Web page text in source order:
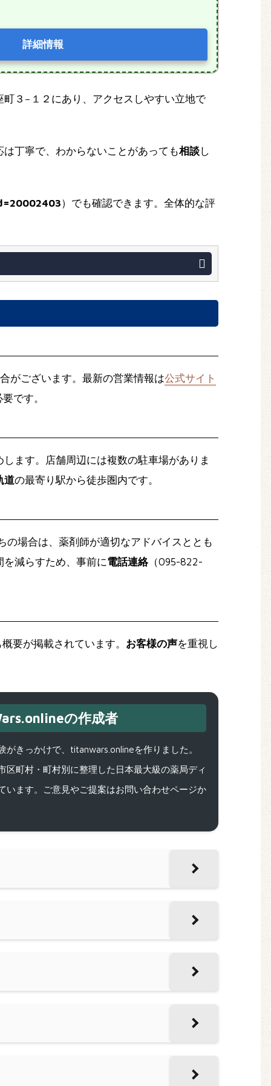
詳細情報
３−１２にあり、アクセスしやすい立地で
丁寧で、わからないことがあっても相談し
）でも確認できます。全体的な評
がございます。最新の営業情報は公式サイト
です。
ます。店舗周辺には複数の駐車場がありま
道の最寄り駅から徒歩圏内です。
の場合は、薬剤師が適切なアドバイスととも
減らすため、事前に電話連絡（095-822-
要が掲載されています。 お客様の声を重視し
の作成者
きっかけで、titanwars.onlineを作りました。
町村・町村別に整理した日本最大級の薬局ディ
います。ご意見やご提案はお問い合わせページか